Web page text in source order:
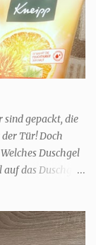
gepackt, die
Tür! Doch
Duschgel
auf das Duschgel
denkt, lasst
TYP